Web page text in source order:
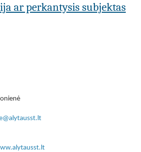
ar perkantysis subjektas